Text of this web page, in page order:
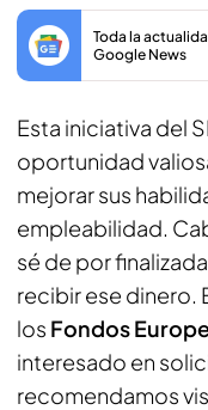
Toda la
Google News
Esta iniciativa del
oportunidad
mejorar sus
empleabilidad.
sé de por
recibir ese dinero.
los Fondos
interesado en
recomendamos